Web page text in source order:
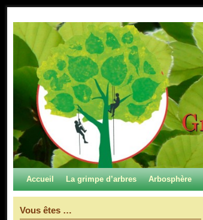
Accueil La grimpe d’arbres Arbosphère
Vous êtes …